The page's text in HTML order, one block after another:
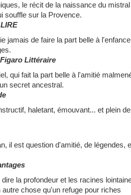
le récit de la naissance du mistral
souffle sur la Provence.
LIRE
jamais de faire la part belle à
Littéraire
qui fait la part belle à l'amitié
secret ancestral.
haletant, émouvant... et plein de
il est question d'amitié, de légendes,
la profondeur et les racines
chose qu'un refuge pour riches